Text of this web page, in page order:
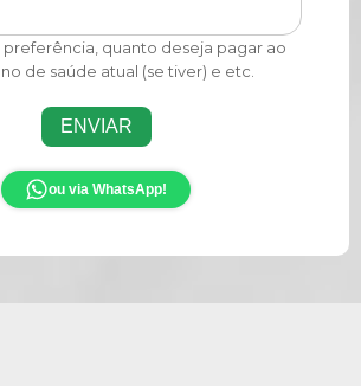
preferência, quanto deseja pagar ao
de saúde atual (se tiver) e etc.
ENVIAR
ou via WhatsApp!